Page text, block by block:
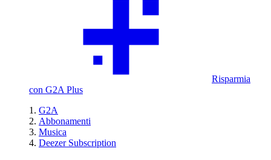
Risparmia
con G2A Plus
G2A
Abbonamenti
Musica
Deezer Subscription